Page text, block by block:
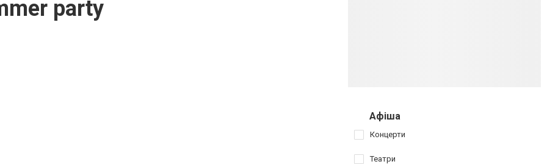
party
Афіша
Концерти
Театри